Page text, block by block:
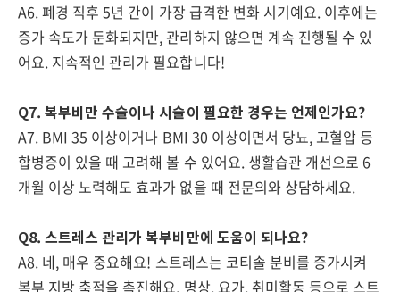
A6. 폐경 직후 5년 간이 가장 급격한 변화 시기예요. 이후에는
증가 속도가 둔화되지만, 관리하지 않으면 계속 진행될 수 있
어요. 지속적인 관리가 필요합니다!
Q7. 복부비만 수술이나 시술이 필요한 경우는 언제인가요?
A7. BMI 35 이상이거나 BMI 30 이상이면서 당뇨, 고혈압 등
합병증이 있을 때 고려해 볼 수 있어요. 생활습관 개선으로 6
개월 이상 노력해도 효과가 없을 때 전문의와 상담하세요.
Q8. 스트레스 관리가 복부비만에 도움이 되나요?
A8. 네, 매우 중요해요! 스트레스는 코티솔 분비를 증가시켜
복부 지방 축적을 촉진해요. 명상, 요가, 취미활동 등으로 스트